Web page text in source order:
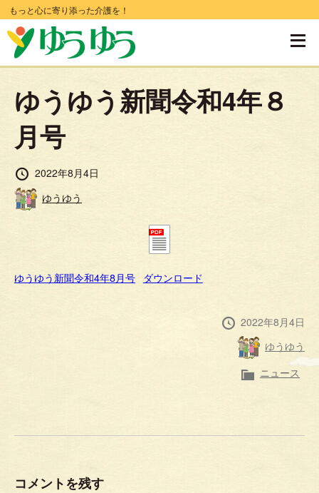
コ
ン
もっと心に寄り添った介護を！
ゆうゆう新聞令和4年８
月号
投
稿
日
2022年8月4日
投
稿
ゆうゆう
ゆうゆう新聞令和4年8月号 ダウンロード
投
稿
日
2022年8月4日
投
稿
者
ゆうゆう
カ
ニュース
コメントを残す